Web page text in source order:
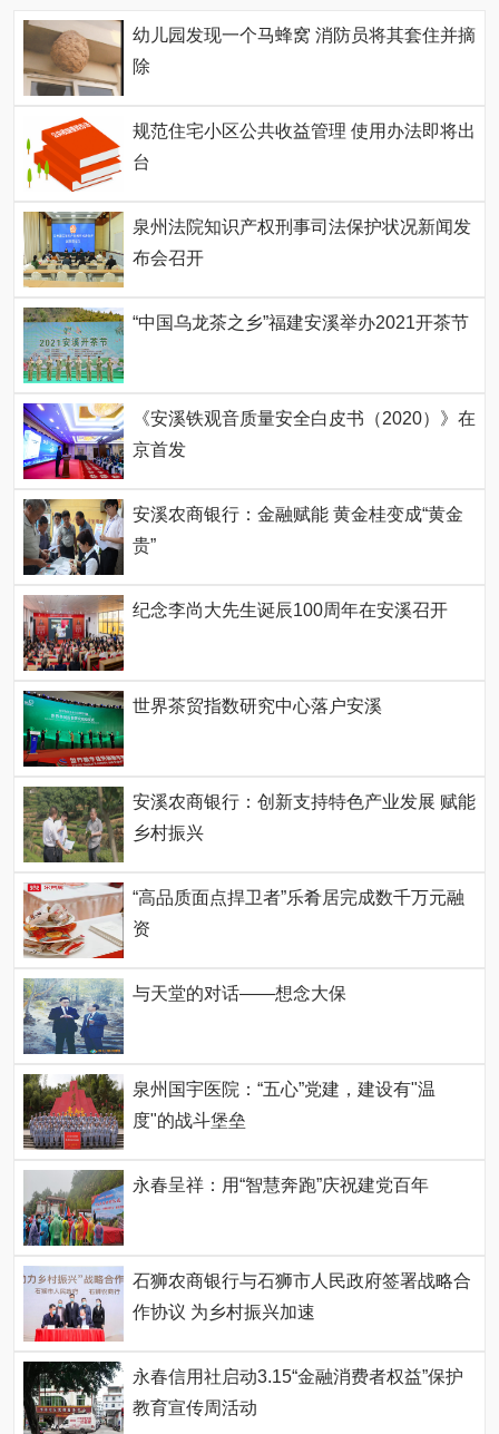
幼儿园发现一个马蜂窝 消防员将其套住并摘
除
规范住宅小区公共收益管理 使用办法即将出
台
泉州法院知识产权刑事司法保护状况新闻发
布会召开
“中国乌龙茶之乡”福建安溪举办2021开茶节
《安溪铁观音质量安全白皮书（2020）》在
京首发
安溪农商银行：金融赋能 黄金桂变成“黄金
贵”
纪念李尚大先生诞辰100周年在安溪召开
世界茶贸指数研究中心落户安溪
安溪农商银行：创新支持特色产业发展 赋能
乡村振兴
“高品质面点捍卫者”乐肴居完成数千万元融
资
与天堂的对话——想念大保
泉州国宇医院：“五心”党建，建设有"温
度"的战斗堡垒
永春呈祥：用“智慧奔跑”庆祝建党百年
石狮农商银行与石狮市人民政府签署战略合
作协议 为乡村振兴加速
永春信用社启动3.15“金融消费者权益”保护
教育宣传周活动